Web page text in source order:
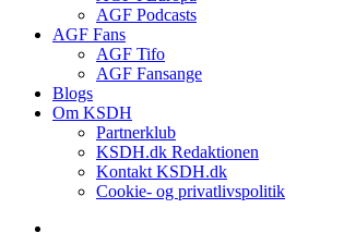
AGF Podcasts
AGF Fans
AGF Tifo
AGF Fansange
Blogs
Om KSDH
Partnerklub
KSDH.dk Redaktionen
Kontakt KSDH.dk
Cookie- og privatlivspolitik